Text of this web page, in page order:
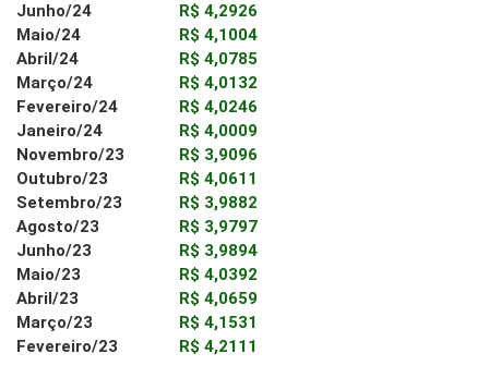
Junho/24
R$ 4,2926
Maio/24
R$ 4,1004
Abril/24
R$ 4,0785
Março/24
R$ 4,0132
Fevereiro/24
R$ 4,0246
Janeiro/24
R$ 4,0009
Novembro/23
R$ 3,9096
Outubro/23
R$ 4,0611
Setembro/23
R$ 3,9882
Agosto/23
R$ 3,9797
Junho/23
R$ 3,9894
Maio/23
R$ 4,0392
Abril/23
R$ 4,0659
Março/23
R$ 4,1531
Fevereiro/23
R$ 4,2111